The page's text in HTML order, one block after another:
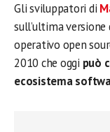
Gli sviluppatori di
sull’ultima
operativo open
2010 che oggi può
ecosistema